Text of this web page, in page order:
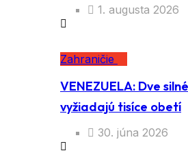
1. augusta 2026
Zahraničie
VENEZUELA: Dve
vyžiadajú tisíce obetí
30. júna 2026